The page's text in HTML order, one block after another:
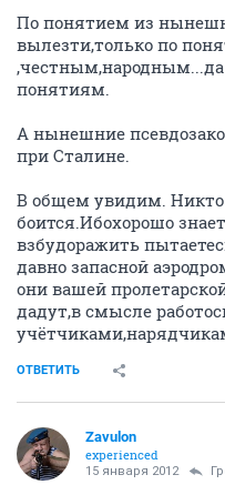
По понятием из
вылезти,только по
,честным,народным...да
понятиям.
А нынешние
при Сталине.
В общем увидим. Никто
боится.Ибохорошо
взбудоражить
давно запасной
они вашей
дадут,в смысле
ОТВЕТИТЬ
Zavulon
experienced
15 января 2012